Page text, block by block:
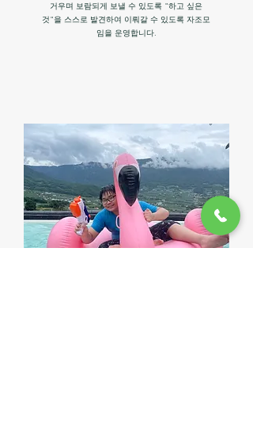
거우며 보람되게 보낼 수 있도록 "하고 싶은
것"을 스스로 발견하여 이뤄갈 수 있도록 자조모
임을 운영합니다.